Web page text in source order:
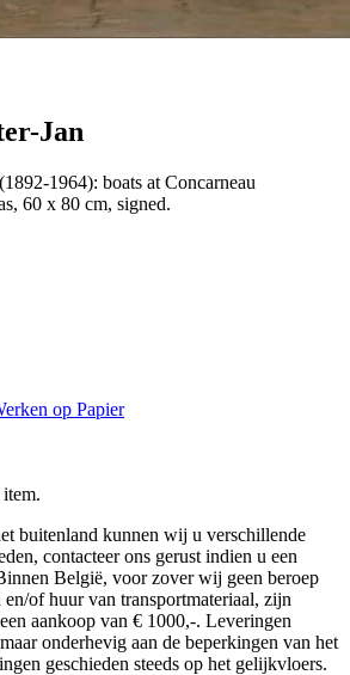
Jan
(1892-1964): boats at Concarneau
60 x 80 cm, signed.
op Papier
buitenland kunnen wij u verschillende
contacteer ons gerust indien u een
België, voor zover wij geen beroep
en/of huur van transportmateriaal, zijn
aankoop van € 1000,-. Leveringen
onderhevig aan de beperkingen van het
geschieden steeds op het gelijkvloers.